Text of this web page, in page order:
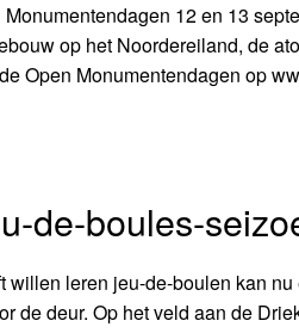
12 en 13
op het Noordereiland, de
Open Monumentendagen op
de-boules-
willen leren jeu-de-boulen kan
de deur. Op het veld aan de